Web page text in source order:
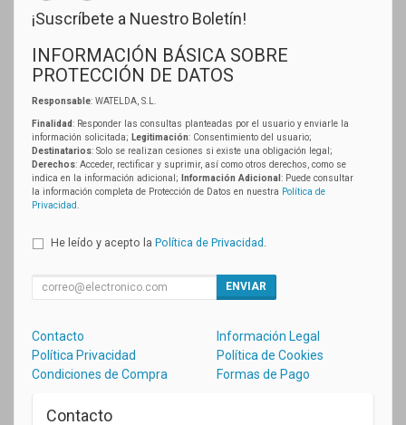
¡Suscríbete a Nuestro Boletín!
INFORMACIÓN BÁSICA SOBRE
PROTECCIÓN DE DATOS
Responsable: WATELDA, S.L.
Finalidad: Responder las consultas planteadas por el usuario y enviarle la
información solicitada; Legitimación: Consentimiento del usuario;
Destinatarios: Solo se realizan cesiones si existe una obligación legal;
Derechos: Acceder, rectificar y suprimir, así como otros derechos, como se
indica en la información adicional;
Información Adicional : Puede consultar
la información completa de Protección de Datos en nuestra Política de
Privacidad
He leído y acepto la Política de Privacidad
ENVIAR
Contacto
Información Legal
Política Privacidad
Política de Cookies
Condiciones de Compra
Formas de Pago
Contacto